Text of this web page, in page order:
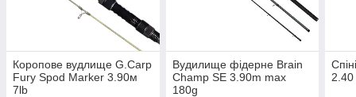
Коропове вудлище G.Carp
Fury Spod Marker 3.90м
7lb
Вудилище фідерне Brain
Champ SE 3.90m max
180g